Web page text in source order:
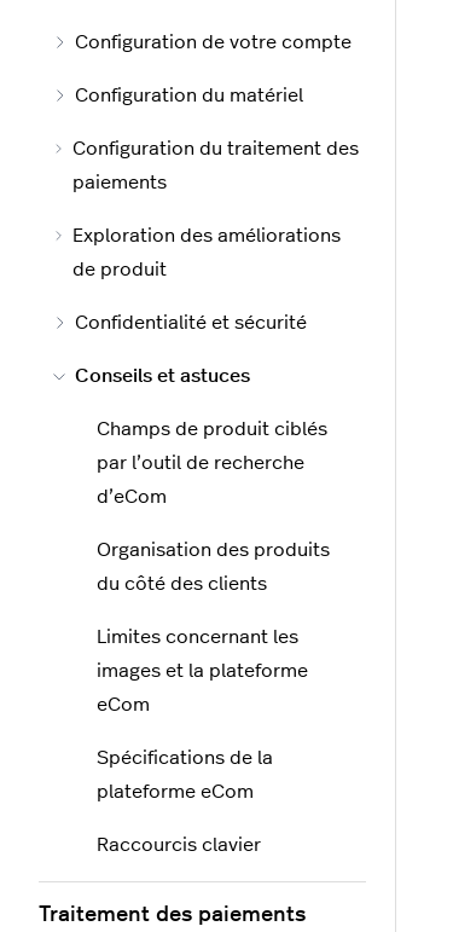
Configuration de votre compte
Configuration du matériel
Configuration du traitement des
paiements
Exploration des améliorations
de produit
Confidentialité et sécurité
Conseils et astuces
Champs de produit ciblés
par l’outil de recherche
d’eCom
Organisation des produits
du côté des clients
Limites concernant les
images et la plateforme
eCom
Spécifications de la
plateforme eCom
Raccourcis clavier
Traitement des paiements